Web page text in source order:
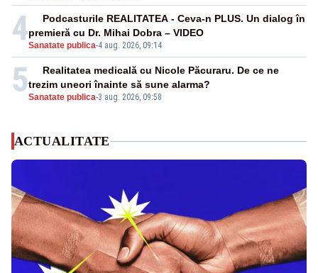
4Sanatate publica-4 aug. 2026, 09:14
Podcasturile REALITATEA - Ceva-n PLUS. Un dialog în
premieră cu Dr. Mihai Dobra – VIDEO
5Sanatate publica-3 aug. 2026, 09:58
Realitatea medicală cu Nicole Păcuraru. De ce ne
trezim uneori înainte să sune alarma?
ACTUALITATE